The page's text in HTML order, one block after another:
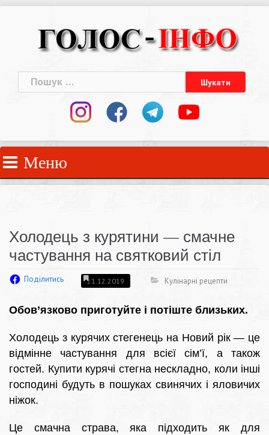
Пошук:
Меню
Холодець з курятини — смачне
частування на святковий стіл
Поділитись 21.12.2019 Кулінарні рецепти
Обов’язково приготуйте і потіште близьких.
Холодець з курячих стегенець на Новий рік — це
відмінне частування для всієї сім’ї, а також
гостей. Купити курячі стегна нескладно, коли інші
господині будуть в пошуках свинячих і яловичих
ніжок.
Це смачна страва, яка підходить як для